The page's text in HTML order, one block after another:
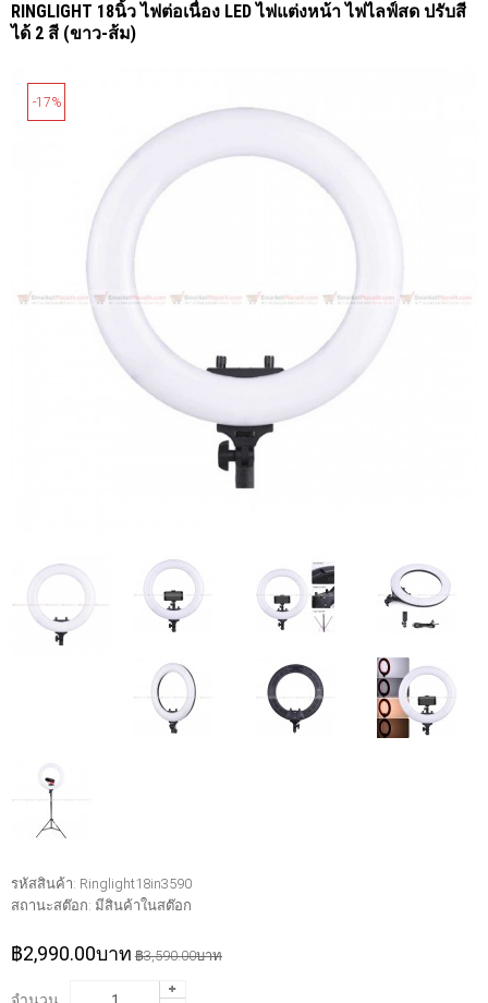
RINGLIGHT 18นิ้ว ไฟต่อเนื่อง LED ไฟแต่งหน้า ไฟไลฟ์สด ปรับสี
ได้ 2 สี (ขาว-ส้ม)
-17%
รหัสสินค้า: Ringlight18in3590
สถานะสต๊อก: มีสินค้าในสต๊อก
฿2,990.00บาท ฿3,590.00บาท